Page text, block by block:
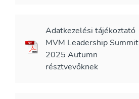
Adatkezelési tájékoztató
MVM Leadership Summit
2025 Autumn
résztvevőknek